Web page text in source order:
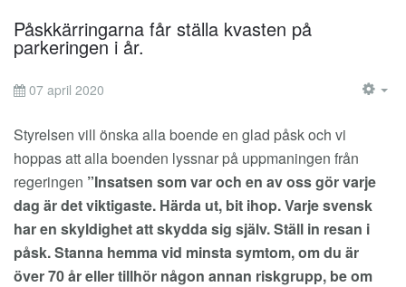
Påskkärringarna får ställa kvasten på
parkeringen i år.
07 april 2020
Styrelsen vill önska alla boende en glad påsk och vi
hoppas att alla boenden lyssnar på uppmaningen från
regeringen ”Insatsen som var och en av oss gör varje
dag är det viktigaste. Härda ut, bit ihop. Varje svensk
har en skyldighet att skydda sig själv. Ställ in resan i
påsk. Stanna hemma vid minsta symtom, om du är
över 70 år eller tillhör någon annan riskgrupp, be om